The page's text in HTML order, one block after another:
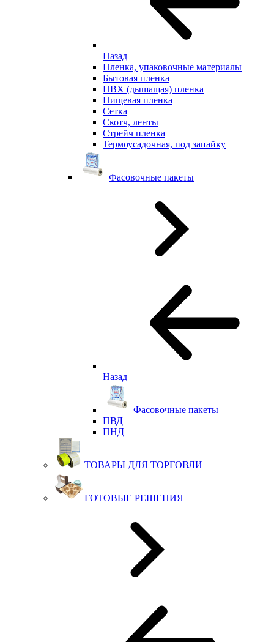
Назад
Пленка, упаковочные материалы
Бытовая пленка
ПВХ (дышащая) пленка
Пищевая пленка
Сетка
Скотч, ленты
Стрейч пленка
Термоусадочная, под запайку
Фасовочные пакеты
Назад
Фасовочные пакеты
ПВД
ПНД
ТОВАРЫ ДЛЯ ТОРГОВЛИ
ГОТОВЫЕ РЕШЕНИЯ